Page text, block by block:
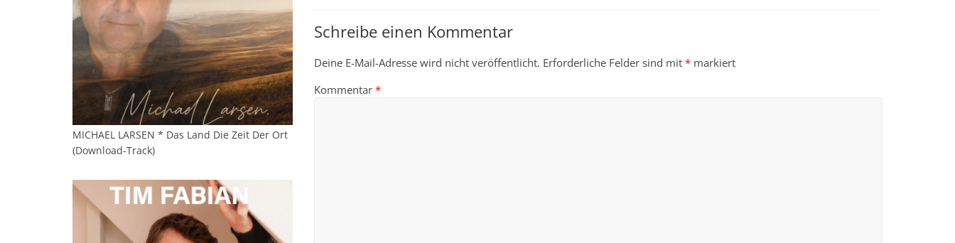
Schreibe einen Kommentar
Deine E-Mail-Adresse wird nicht veröffentlicht. Erforderliche Felder sind mit * markiert
Kommentar *
MICHAEL LARSEN * Das Land Die Zeit Der Ort
(Download-Track)